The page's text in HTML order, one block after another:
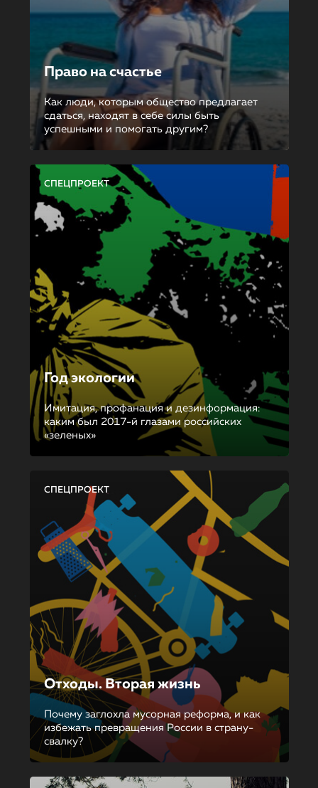
Право на счастье
Как люди, которым общество предлагает
сдаться, находят в себе силы быть
успешными и помогать другим?
СПЕЦПРОЕКТ
Год экологии
Имитация, профанация и дезинформация:
каким был 2017-й глазами российских
«зеленых»
СПЕЦПРОЕКТ
Отходы. Вторая жизнь
Почему заглохла мусорная реформа, и как
избежать превращения России в страну-
свалку?